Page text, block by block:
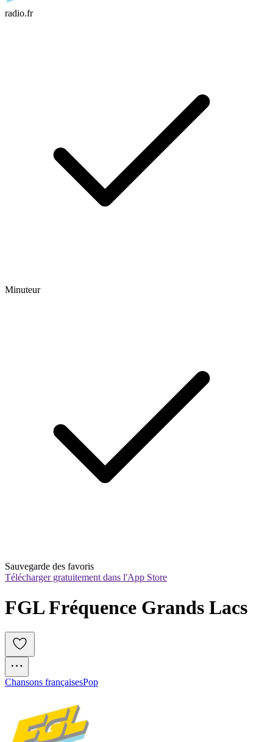
radio.fr
Minuteur
Sauvegarde des favoris
Télécharger gratuitement dans l'App Store
FGL Fréquence Grands Lacs
Chansons françaisesPop